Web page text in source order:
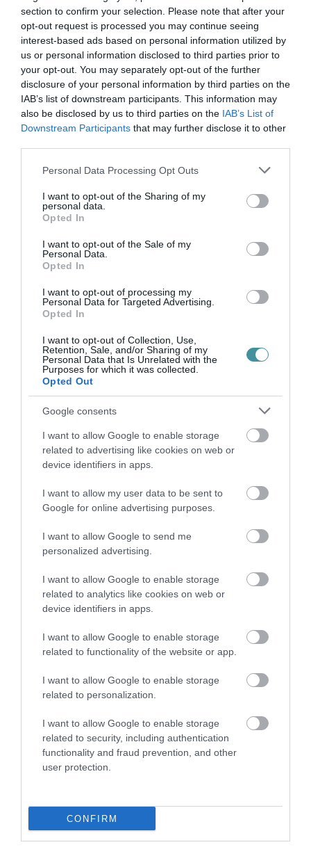
section to confirm your selection. Please note that after your
opt-out request is processed you may continue seeing
interest-based ads based on personal information utilized by
us or personal information disclosed to third parties prior to
your opt-out. You may separately opt-out of the further
disclosure of your personal information by third parties on the
IAB’s list of downstream participants. This information may
also be disclosed by us to third parties on the IAB’s List of
Downstream Participants that may further disclose it to other
Please note that this website/app uses one or more Google
not limited to your visit or usage behaviour. You may click to
grant or deny consent to Google and its third-party tags to
use your data for below specified purposes in below Google
consent section.
Personal Data Processing Opt Outs
I want to opt-out of the Sharing of my
personal data.
Opted In
I want to opt-out of the Sale of my
Personal Data.
Opted In
I want to opt-out of processing my
Personal Data for Targeted Advertising.
Opted In
I want to opt-out of Collection, Use,
Retention, Sale, and/or Sharing of my
Personal Data that Is Unrelated with the
Purposes for which it was collected.
Opted Out
Google consents
I want to allow Google to enable storage
related to advertising like cookies on web or
device identifiers in apps.
I want to allow my user data to be sent to
Google for online advertising purposes.
I want to allow Google to send me
personalized advertising.
I want to allow Google to enable storage
related to analytics like cookies on web or
device identifiers in apps.
I want to allow Google to enable storage
related to functionality of the website or app.
I want to allow Google to enable storage
related to personalization.
I want to allow Google to enable storage
related to security, including authentication
functionality and fraud prevention, and other
user protection.
CONFIRM
2026. augusztus 07|Mindenki ügye
MINDHÁROM ÜTEMBEN DOLGOZNAK A 25-
ÖS FŐÚTON EGERBEN
2026. augusztus 07| Eger ügye
HALMENTÉS SZARVASKŐNÉL: ŐSHONOS
2026. augusztus 07
KÉT AUTÓ ÜTKÖZÖTT BOGÁCSON, A
MENTŐK IS A HELYSZÍNRE ÉRKE...
2026. augusztus 06|Riasztó
HÍREK A GARÁZSBÓL: CHERY TIGGO 9
PHEV LUXURY – A KÍNAI PR...
LAKÓÉPÜLETEK LÁNGOLTAK SZERDÁN